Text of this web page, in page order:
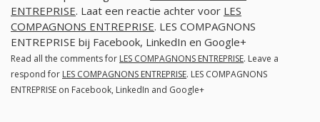
ENTREPRISE. Laat een reactie achter voor LES
COMPAGNONS ENTREPRISE. LES COMPAGNONS
ENTREPRISE bij Facebook, LinkedIn en Google+
Read all the comments for LES COMPAGNONS ENTREPRISE. Leave a
respond for LES COMPAGNONS ENTREPRISE. LES COMPAGNONS
ENTREPRISE on Facebook, LinkedIn and Google+